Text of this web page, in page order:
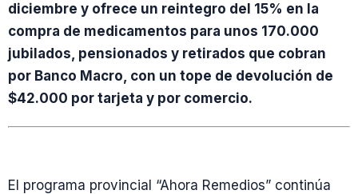
diciembre y ofrece un reintegro del 15% en la
compra de medicamentos para unos 170.000
jubilados, pensionados y retirados que cobran
por Banco Macro, con un tope de devolución de
$42.000 por tarjeta y por comercio.
El programa provincial “Ahora Remedios” continúa